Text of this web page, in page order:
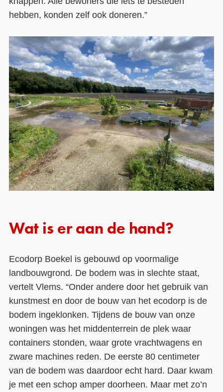
hebben, konden zelf ook doneren.”
Wat is er aan de hand?
Ecodorp Boekel is gebouwd op voormalige
landbouwgrond. De bodem was in slechte staat,
vertelt Vlems. “Onder andere door het gebruik van
kunstmest en door de bouw van het ecodorp is de
bodem ingeklonken. Tijdens de bouw van onze
woningen was het middenterrein de plek waar
containers stonden, waar grote vrachtwagens en
zware machines reden. De eerste 80 centimeter
van de bodem was daardoor echt hard. Daar kwam
je met een schop amper doorheen. Maar met zo’n